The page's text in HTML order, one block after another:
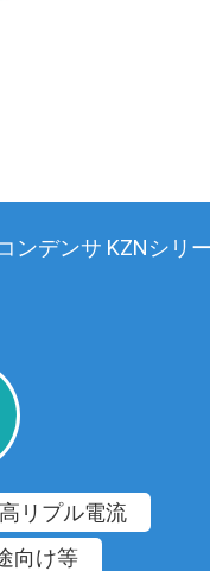
ンデンサ KZNシリ
高リプル電流
向け等